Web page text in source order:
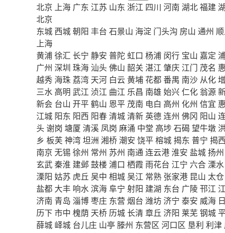
北京 上海 广东 江苏 山东 浙江 四川 河南 湖北福建
北京
东城 西城朝阳 丰台 石景山 海淀 门头沟 房山 通州
上海
黄浦徐汇 长宁 静安 普陀 虹口 杨浦 闵行 宝山 嘉定
广州 深圳 珠海 汕头佛山 韶关 湛江 肇庆 江门 茂名
越秀 海珠 荔湾 天河 白云黄埔 花都番禺 南沙 从化
三水 高明 武江 浈江 曲江 乐昌 南雄 始兴仁化 翁源
新会 台山 开平鹤山 恩平 茂南 电白 高州 化州 信宜
江城 阳东 阳西 阳春清城清新 英德连州 佛冈 阳山
头谢岗 塘厦 清溪 凤岗 麻涌 中堂 高埗石碣 望牛墩
乡 板芙 神湾坦洲 湘桥潮安 饶平榕城揭东 普宁 揭西
南京 无锡 徐州 常州 苏州 南通连云港淮安 盐城扬州
玄武秦淮 建邺鼓楼 浦口 栖霞 雨花台 江宁 六合 溧水
溧阳 姑苏 虎丘 吴中 相城吴江 常熟 张家港 昆山 太仓
盐都 大丰 响水滨海阜宁 射阳 建湖 东台 广陵邗江
济南 青岛 淄博枣庄 东营 烟台 潍坊济宁 泰安 威海
历下市中 槐荫 天桥 历城 长清章丘 济阳 莱芜钢城
薛城 峄城 台儿庄 山亭 滕州 东营区 河口区 垦利 利津